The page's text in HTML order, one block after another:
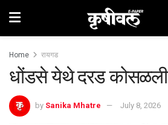
Home रायगड
धोंडसे येथे दरड कोसळली
by Sanika Mhatre July 8, 2026